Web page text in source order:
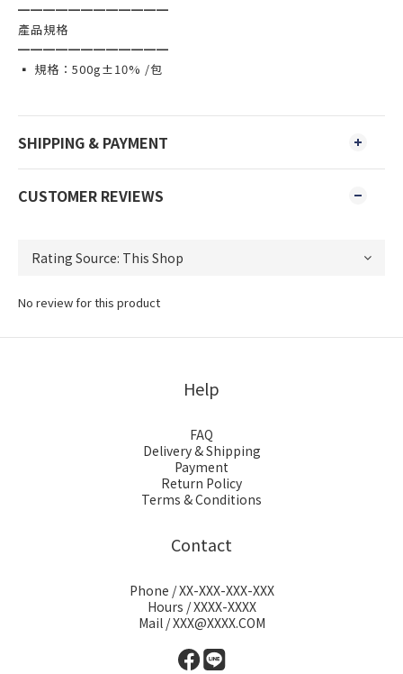
━━━━━━━━━━━━
產品規格
━━━━━━━━━━━━
▪️ 規格：500g±10% /包
SHIPPING & PAYMENT
CUSTOMER REVIEWS
No review for this product
Help
FAQ
Delivery & Shipping
Payment
Return Policy
Terms & Conditions
Contact
Phone / XX-XXX-XXX-XXX
Hours / XXXX-XXXX
Mail / XXX@XXXX.COM